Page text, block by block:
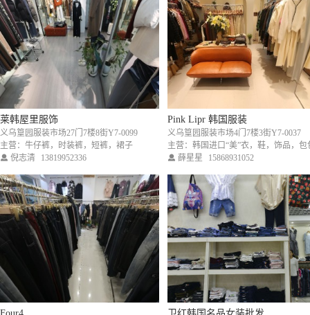
莱韩屋里服饰
义乌篁园服装市场27门7楼8街Y7-0099
主营：牛仔裤，时装裤，短裤，裙子
倪志清
13819952336
Pink Lipr 韩国服装
义乌篁园服装市场4门7楼3街Y7-0037
薛星星 15868931052